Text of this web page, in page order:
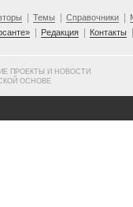
Темы Справочники
Редакция Контакты
ПРОЕКТЫ И НОВОСТИ
ОСНОВЕ